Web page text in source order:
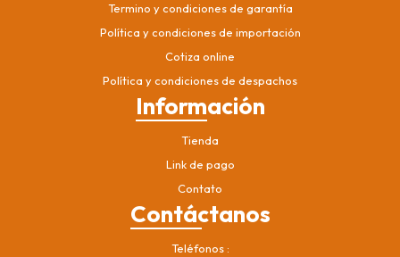
Termino y condiciones de garantía
Política y condiciones de importación
Cotiza online
Política y condiciones de despachos
Información
Tienda
Link de pago
Contato
Contáctanos
Teléfonos